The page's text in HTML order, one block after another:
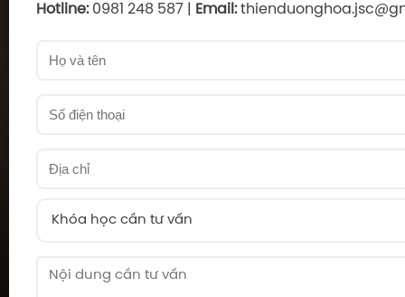
Hotline:0981 248 587 | Email:
Khóa học cần tư vấn